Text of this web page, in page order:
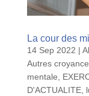
La cour des
14 Sep 2022 |
Autres
mentale,
D'ACTUALITE,